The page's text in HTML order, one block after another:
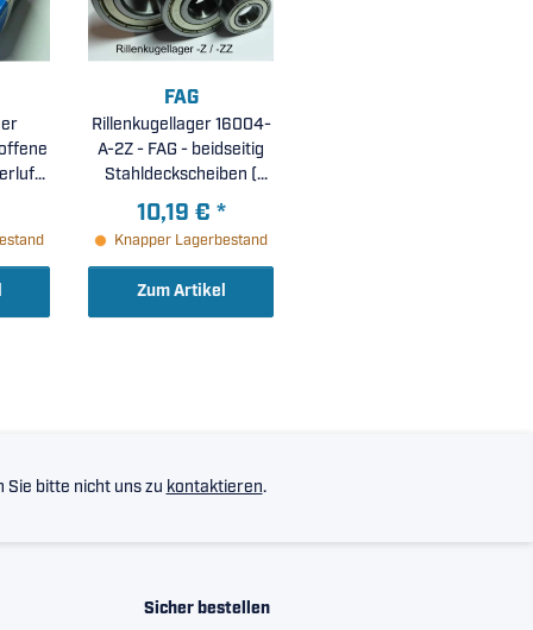
FAG
Rillenkugellager 16004-
A-2Z - FAG - beidseitig
Stahldeckscheiben (
20x42x8mm )
10,19 € *
Knapper Lagerbestand
Zum Artikel
bitte nicht uns zu kontaktieren.
Sicher bestellen